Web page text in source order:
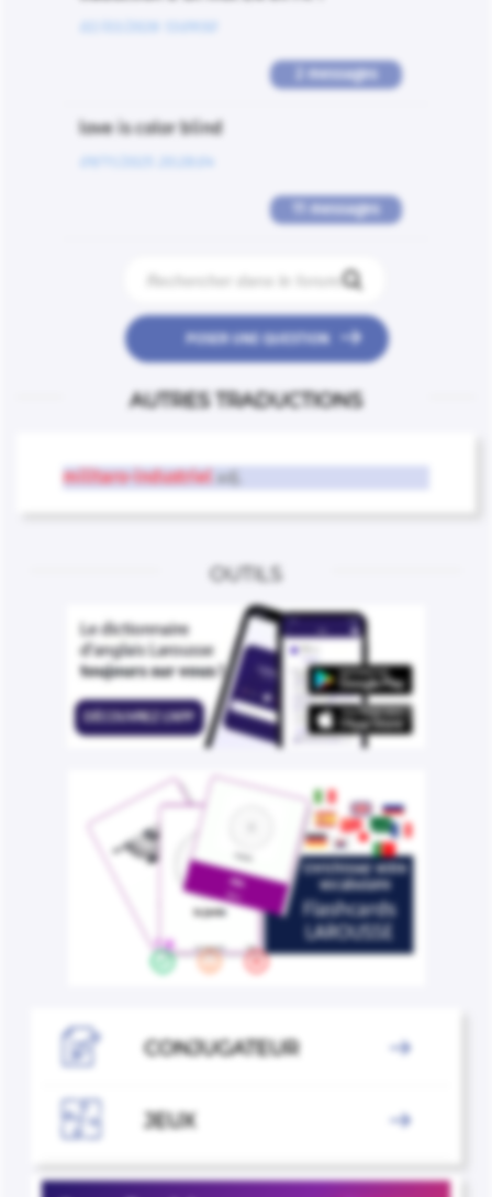
2 messages
love is color blind
11 messages

POSER UNE QUESTION 
AUTRES TRADUCTIONS
militaro-industriel adj.
OUTILS
 CONJUGATEUR 
 JEUX 